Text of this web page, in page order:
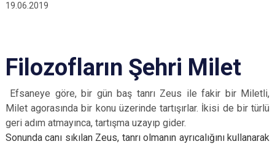
Çine
İncirliova
Karpuzlu
Koçarlı
Sultanhisar
Efeler
19.06.2019
Filozofların Şehri Milet
Efsaneye göre, bir gün baş tanrı Zeus ile fakir bir Miletli,
Milet agorasında bir konu üzerinde tartışırlar. İkisi de bir türlü
geri adım atmayınca, tartışma uzayıp gider.
Sonunda canı sıkılan Zeus, tanrı olmanın ayrıcalığını kullanarak